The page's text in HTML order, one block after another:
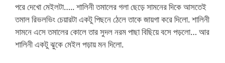
পরে দেখো মেইলটা….. শালিনী তমালের গলা ছেড়ে সামনের দিকে আসতেই
তমাল রিভলভিং চেয়ারটা একটু পিছনে ঠেলে তাকে জায়গা করে দিলো. শালিনী
সামনে এসে তমালের কোলে তার সুদল নরম পাছা বিছিয়ে বসে পড়লো… আর
শালিনী একটু ঝুকে মেইল পড়ায় মন দিলো.